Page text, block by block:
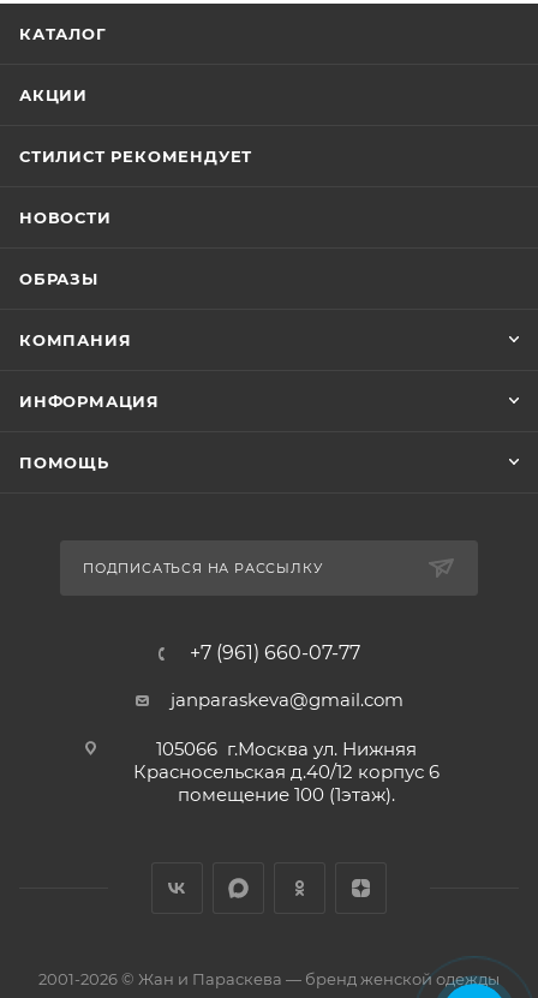
КАТАЛОГ
АКЦИИ
СТИЛИСТ РЕКОМЕНДУЕТ
НОВОСТИ
ОБРАЗЫ
КОМПАНИЯ
ИНФОРМАЦИЯ
ПОМОЩЬ
ПОДПИСАТЬСЯ НА РАССЫЛКУ
+7 (961) 660-07-77
janparaskeva@gmail.com
105066 г.Москва ул. Нижняя
Красносельская д.40/12 корпус 6
помещение 100 (1этаж).
2001-2026 © Жан и Параскева — бренд женской одежды